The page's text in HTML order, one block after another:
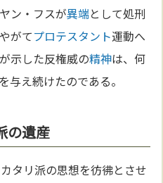
ン・フスが異端として処刑
がてプロテスタント運動へ
示した反権威の精神は、何
与え続けたのである。
の遺産
タリ派の思想を彷彿とさせ